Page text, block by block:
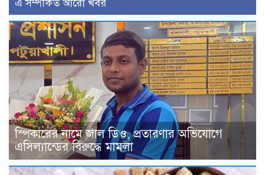
এ সম্পর্কিত আরো খবর
স্পিকারের নামে জাল ডিও, প্রতারণার অভিযোগে
এসিল্যান্ডের বিরুদ্ধে মামলা